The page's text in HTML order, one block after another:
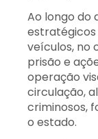
Ao longo do
estratégicos
veículos, no
prisão e
operação
circulação,
criminosos,
o estado.